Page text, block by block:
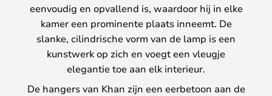
eenvoudig en opvallend is, waardoor hij in elke
kamer een prominente plaats inneemt. De
slanke, cilindrische vorm van de lamp is een
kunstwerk op zich en voegt een vleugje
elegantie toe aan elk interieur.
De hangers van Khan zijn een eerbetoon aan de